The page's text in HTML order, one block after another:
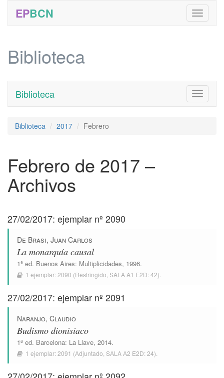
EPBCN
Biblioteca
Toggle
Biblioteca
Biblioteca 2017 Febrero
Febrero de 2017 –
Archivos
27/02/2017: ejemplar nº 2090
De Brasi, Juan Carlos
La monarquía causal
1ª ed. Buenos Aires: Multiplicidades, 1996.
1 ejemplar:2090 (Restringido, SALA A1 E2D: 42).
27/02/2017: ejemplar nº 2091
Naranjo, Claudio
Budismo dionisiaco
1ª ed. Barcelona: La Llave, 2014.
1 ejemplar:2091 (Adjuntado, SALA A2 E2D: 24).